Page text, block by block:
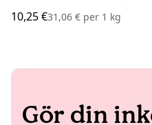
10,25 €31,06 € per 1 kg
Gör din